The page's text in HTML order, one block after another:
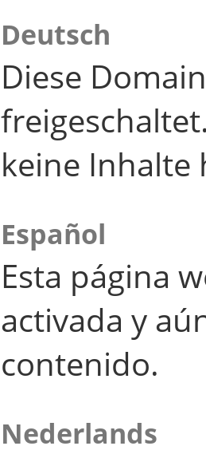
Deutsch
Diese
keine Inhalte
Español
Esta página
activada y
contenido.
Nederlands